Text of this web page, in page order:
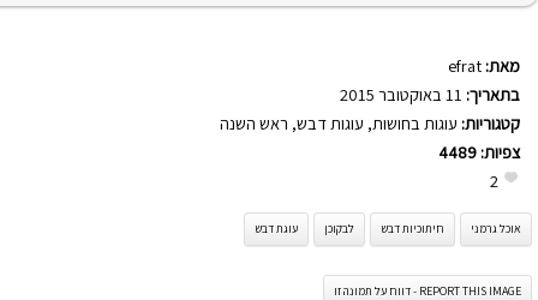
מאת: efrat
בתאריך:
קטגוריות: עוגות בחושות, עוגות דבש, ראש השנה
צפיות: 4489
2
אוכל גרמני חיתוכיות דבש לבקוכן עוגת דבש
REPORT THIS IMAGE - דווח על תמונה זו